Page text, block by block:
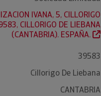
IVANA, 5, CILLORIGO
CILLORIGO DE LIEBANA
(CANTABRIA). ESPAÑA.
39583
Cillorigo De Liebana
CANTABRIA